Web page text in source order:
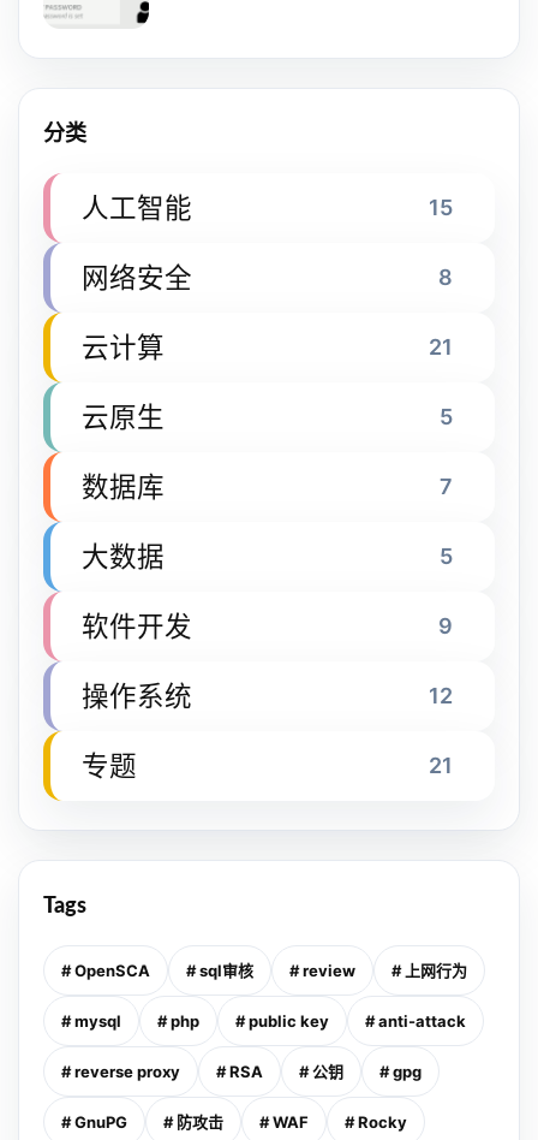
分类
人工智能 15
网络安全 8
云计算 21
云原生 5
数据库 7
大数据 5
软件开发 9
操作系统 12
专题 21
Tags
# OpenSCA # sql审核 # review # 上网行为
# mysql # php # public key # anti-attack
# reverse proxy # RSA # 公钥 # gpg
# GnuPG # 防攻击 # WAF # Rocky